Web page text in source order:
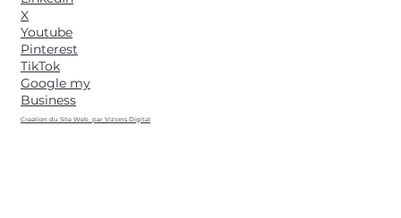
X
Youtube
Pinterest
TikTok
Google my
Business
Creation du Site Web par Vizions Digital